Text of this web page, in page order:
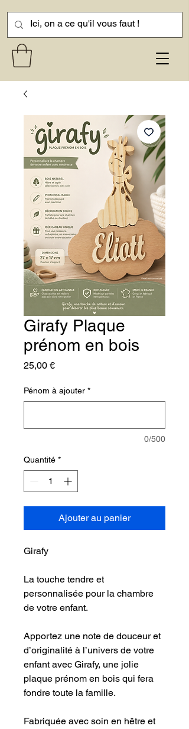
Girafy Plaque
prénom en bois
25,00 €Prix
Pénom à ajouter *
0/500
Quantité *
Ajouter au panier
Girafy
La touche tendre et
personnalisée pour la chambre
de votre enfant.
Apportez une note de douceur et
d’originalité à l’univers de votre
enfant avec Girafy, une jolie
plaque prénom en bois qui fera
fondre toute la famille.
Fabriquée avec soin en hêtre et